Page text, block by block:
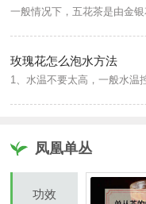
玫瑰花怎么泡水方法
凤凰单丛
功效